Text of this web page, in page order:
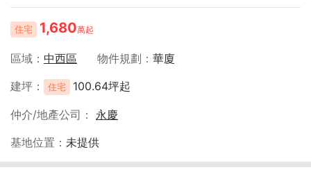
住宅 1,680萬起
區域 中西區 物件規劃
華廈
建坪
住宅 100.64坪起
仲介/地產公司
永慶
基地位置
未提供